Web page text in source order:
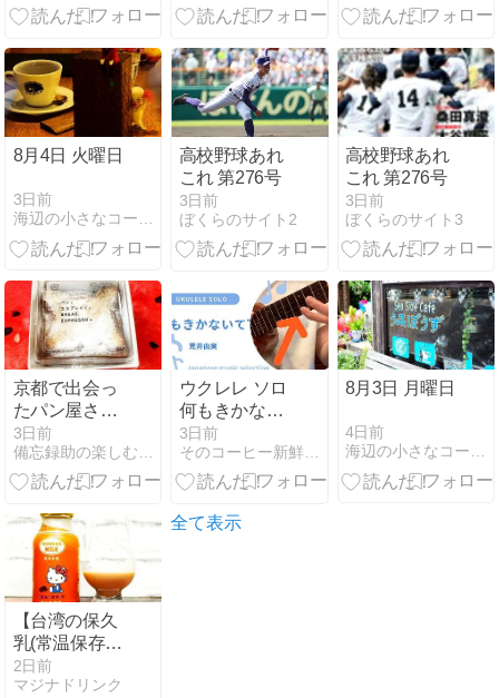
果！PV数・収
かったこと
8月4日 火曜日
3日前
海辺の小さなコーヒー屋
高校野球あれ
これ 第276号
3日前
ぼくらのサイト2
高校野球あれ
これ 第276号
3日前
ぼくらのサイト3
京都で出会っ
たパン屋さん
が滋賀県に進
出！年を数回
跨いでのリベ
トーストを食
べれました！
3日前
備忘録助の楽しむブログ | 遠方 グッズDヲタ
ウクレレ ソロ
何もきかない
で~荒井由実~
3日前
そのコーヒー新鮮ですか？？
8月3日 月曜日
4日前
海辺の小さなコーヒー屋
【台湾の保久
乳(常温保存ミ
ルク)】「台東
初鹿Hello Kitty
2日前
マジナドリンク
全て表示